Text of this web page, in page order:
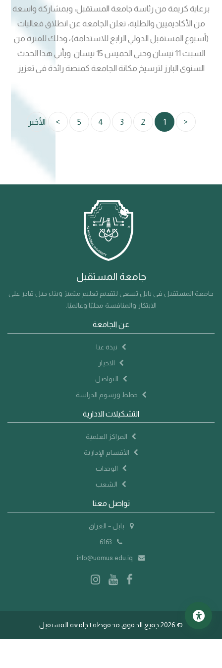
برعاية كريمة من رئاسة جامعة المستقبل، وبمشاركة واسعة
من الأكاديميين والطلبة، تعلن الجامعة عن انطلاق فعاليات
(أسبوع المستقبل الدولي الرابع للاستدامة)، وذلك للفترة من
السبت 11 نيسان وحتى الخميس 15 نيسان. ويأتي هذا الحدث
السنوي البارز لترسيخ مكانة الجامعة كمنصة رائدة في تعزيز
الجانب العلمي والابتكاري: إقامة مؤتمرات علمية متخصصة في
مجالات (الإدارة، الإعلام، القانون، والبيئة)، بالإضافة إلى معارض
الطلابية المختلفة. الأنشطة التفاعلية: باقة متنوعة من الفعاليات
الاجتماعية والرياضية المصممة لخلق بيئة جامعية محفزة وحيوية.
منصة لتبادل الخبرات وأكدت رئاسة الجامعة أن هذا الأسبوع
يمثل فرصة استراتيجية لتبادل الأفكار بين النخبة الأكاديمية
والطلبة، وتشجيع جيل الشباب على تقديم حلول عملية تسهم
في خدمة المجتمع وتحقق أهداف التنمية المستدامة. "الدعوة
عامة" تدعو جامعة المستقبل جميع منتسبيها، طلبتها،
والمهتمين بالشأن العلمي والتنموي للمشاركة الفاعلة في هذا
الحدث الدولي، والمساهمة في إثراء المجتمع بالأفكار الإبداعية
التي تعزز روح العمل الجماعي والتعاون.
<
1
2
3
4
5
> الأخير
جامعة المستقبل
جامعة المستقبل في بابل تسعى لتقديم تعليم متميز وبناء جيل قادر على
الابتكار والمنافسة محليًا وعالميًا.
عن الجامعة
نبذة عنا
الاخبار
التواصل
خطط ورسوم الدراسة
التشكيلات الادارية
المراكز العلمية
الأقسام الإدارية
الوحدات
الشعب
تواصل معنا
بابل – العراق
info@uomus.edu.iq
© 2026 جميع الحقوق محفوظة | جامعة المستقبل